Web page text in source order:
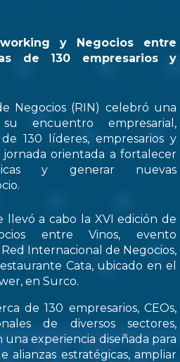
y Negocios entre
de 130 empresarios y
Negocios (RIN) celebró una
encuentro empresarial,
130 líderes, empresarios y
orientada a fortalecer
y generar nuevas
llevó a cabo la XVI edición de
entre Vinos, evento
Internacional de Negocios,
Cata, ubicado en el
en Surco.
de 130 empresarios, CEOs,
de diversos sectores,
experiencia diseñada para
alianzas estratégicas, ampliar